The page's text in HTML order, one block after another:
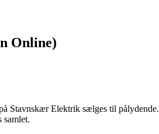
Online)
Stavnskær Elektrik sælges til pålydende.
samlet.